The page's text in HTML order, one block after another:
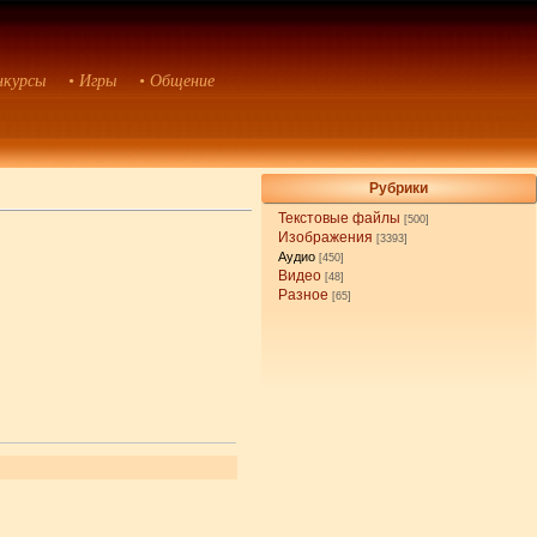
• Игры • Общение
Рубрики
Текстовые файлы [500]
Изображения [3393]
Аудио [450]
Видео [48]
Разное [65]